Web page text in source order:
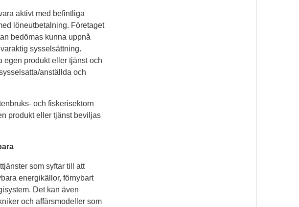
aktivt med befintliga
löneutbetalning. Företaget
bedömas kunna uppnå
sysselsättning.
egen produkt eller tjänst och
anställda och
och fiskerisektorn
produkt eller tjänst beviljas
som syftar till att
energikällor, förnybart
Det kan även
och affärsmodeller som